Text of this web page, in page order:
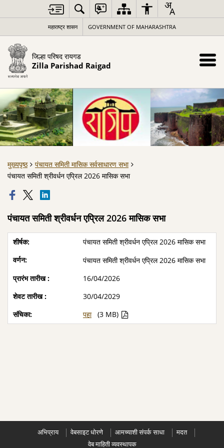
महाराष्ट्र शासन GOVERNMENT OF MAHARASHTRA
जिल्हा परिषद रायगड
Zilla Parishad Raigad
मुख्यपृष्ठ
पंचायत समिती मासिक सर्वसाधारण सभा
पंचायत समिती श्रीवर्धन एप्रिल 2026 मासिक सभा
पंचायत समिती श्रीवर्धन एप्रिल 2026 मासिक सभा
पंचायत समिती श्रीवर्धन एप्रिल 2026 मासिक सभा
पंचायत समिती श्रीवर्धन एप्रिल 2026 मासिक सभा
16/04/2026
30/04/2029
पहा
(3 MB)
अभिप्राय वेबसाइट धोरणे आमच्याशी संपर्क साधा
मदत
वेब माहिती व्यवस्थापक